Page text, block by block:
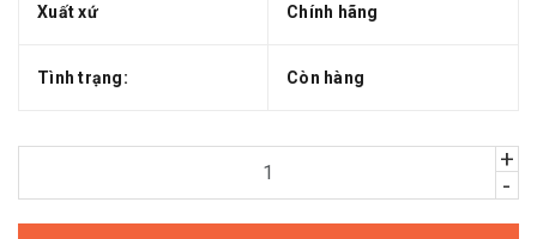
Xuất xứ Chính hãng
Tình trạng: Còn hàng
+
-